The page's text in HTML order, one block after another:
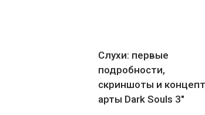
Слухи: первые
подробности,
скриншоты и
арты Dark Souls 3″